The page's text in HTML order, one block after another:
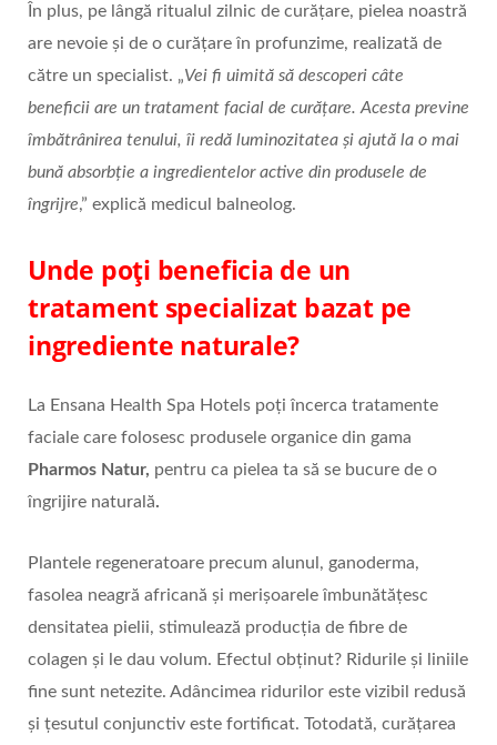
În plus, pe lângă ritualul zilnic de curățare, pielea noastră
are nevoie și de o curățare în profunzime, realizată de
către un specialist. „Vei fi uimită să descoperi câte
beneficii are un tratament facial de curățare. Acesta previne
îmbătrânirea tenului, îi redă luminozitatea și ajută la o mai
bună absorbție a ingredientelor active din produsele de
îngrijre,” explică medicul balneolog.
Unde poți beneficia de un
tratament specializat bazat pe
ingrediente naturale?
La Ensana Health Spa Hotels poți încerca tratamente
faciale care folosesc produsele organice din gama
Pharmos Natur, pentru ca pielea ta să se bucure de o
îngrijire naturală.
Plantele regeneratoare precum alunul, ganoderma,
fasolea neagră africană și merișoarele îmbunătățesc
densitatea pielii, stimulează producția de fibre de
colagen și le dau volum. Efectul obținut? Ridurile și liniile
fine sunt netezite. Adâncimea ridurilor este vizibil redusă
și țesutul conjunctiv este fortificat. Totodată, curățarea